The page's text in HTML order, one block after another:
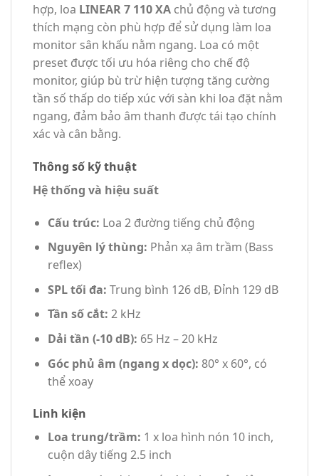
hợp, loa LINEAR 7 110 XA chủ động và tương
thích mạng còn phù hợp để sử dụng làm loa
monitor sân khấu nằm ngang. Loa có một
preset được tối ưu hóa riêng cho chế độ
monitor, giúp bù trừ hiện tượng tăng cường
tần số thấp do tiếp xúc với sàn khi loa đặt nằm
ngang, đảm bảo âm thanh được tái tạo chính
xác và cân bằng.
Thông số kỹ thuật
Hệ thống và hiệu suất
Cấu trúc: Loa 2 đường tiếng chủ động
Nguyên lý thùng: Phản xạ âm trầm (Bass
reflex)
SPL tối đa: Trung bình 126 dB, Đỉnh 129 dB
Tần số cắt: 2 kHz
Dải tần (-10 dB): 65 Hz – 20 kHz
Góc phủ âm (ngang x dọc): 80° x 60°, có
thể xoay
Linh kiện
Loa trung/trầm: 1 x loa hình nón 10 inch,
cuộn dây tiếng 2.5 inch